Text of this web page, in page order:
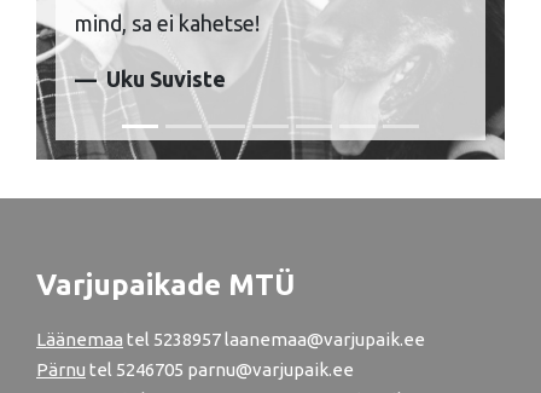
mind, sa ei kahetse!
Uku Suviste
Varjupaikade MTÜ
Läänemaa tel 5238957 laanemaa@varjupaik.ee
Pärnu tel 5246705 parnu@varjupaik.ee